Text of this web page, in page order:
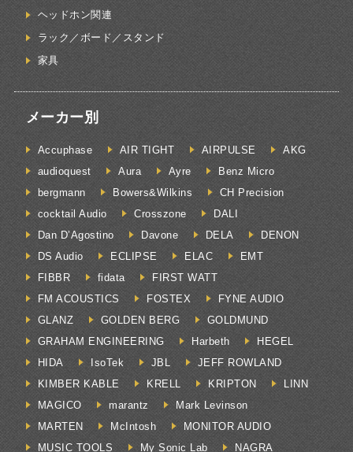
ヘッドホン関連
ラック／ボード／スタンド
家具
メーカー別
Accuphase AIR TIGHT AIRPULSE
AKG
audioquest
Aura Ayre
Benz Micro
bergmann
Bowers&Wilkins
CH Precision
cocktail Audio
Crosszone
DALI
Dan D’Agostino
Davone DELA
DENON
DS Audio
ECLIPSE ELAC
EMT
FIBBR
fidata
FIRST WATT
FM ACOUSTICS
FOSTEX
FYNE AUDIO
GLANZ
GOLDEN BERG
GOLDMUND
GRAHAM ENGINEERING
Harbeth
HEGEL
HIDA
IsoTek JBL
JEFF ROWLAND
KIMBER KABLE
KRELL KRIPTON
LINN
MAGICO
marantz
Mark Levinson
MARTEN
McIntosh
MONITOR AUDIO
MUSIC TOOLS
My Sonic Lab NAGRA